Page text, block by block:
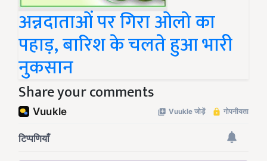
अन्नदाताओं पर गिरा ओलो का
पहाड़, बारिश के चलते हुआ भारी
नुकसान
Share your comments